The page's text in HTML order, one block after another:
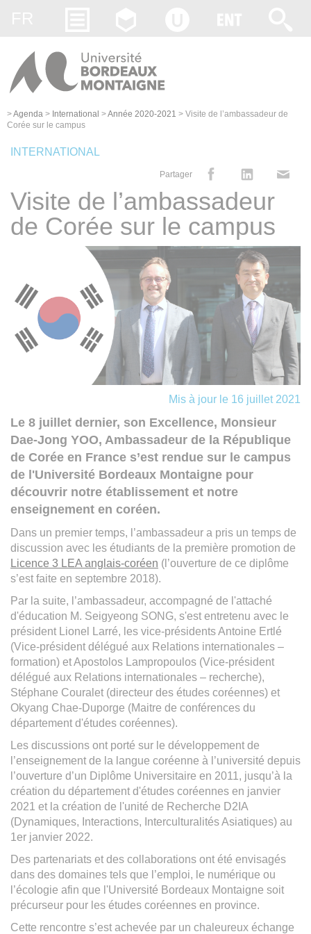
>Agenda > International >Année 2020-2021 > Visite de l’ambassadeur de
Corée sur le campus
INTERNATIONAL
Partager
Visite de l’ambassadeur
de Corée sur le campus
Mis à jour le 16 juillet 2021
Le 8 juillet dernier, son Excellence, Monsieur
Dae-Jong YOO, Ambassadeur de la République
de Corée en France s’est rendue sur le campus
de l'Université Bordeaux Montaigne pour
découvrir notre établissement et notre
enseignement en coréen.
Dans un premier temps, l’ambassadeur a pris un temps de
discussion avec les étudiants de la première promotion de
Licence 3 LEA anglais-coréen (l’ouverture de ce diplôme
s’est faite en septembre 2018).
Par la suite, l’ambassadeur, accompagné de l'attaché
d'éducation M. Seigyeong SONG, s'est entretenu avec le
président Lionel Larré, les vice-présidents Antoine Ertlé
(Vice-président délégué aux Relations internationales –
formation) et Apostolos Lampropoulos (Vice-président
délégué aux Relations internationales – recherche),
Stéphane Couralet (directeur des études coréennes) et
Okyang Chae-Duporge (Maitre de conférences du
département d'études coréennes).
Les discussions ont porté sur le développement de
l’enseignement de la langue coréenne à l’université depuis
l’ouverture d’un Diplôme Universitaire en 2011, jusqu’à la
création du département d'études coréennes en janvier
2021 et la création de l'unité de Recherche D2IA
(Dynamiques, Interactions, Interculturalités Asiatiques) au
1er janvier 2022.
Des partenariats et des collaborations ont été envisagés
dans des domaines tels que l’emploi, le numérique ou
l’écologie afin que l'Université Bordeaux Montaigne soit
précurseur pour les études coréennes en province.
Cette rencontre s’est achevée par un chaleureux échange